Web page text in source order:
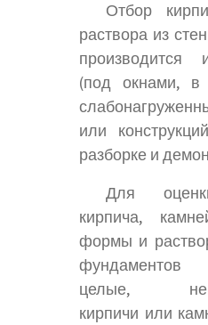
Отбор
раствора из
производится
(под окнами, в
или
разборке и
Для
кирпича,
формы и
фундаментов
целые,
кирпичи или